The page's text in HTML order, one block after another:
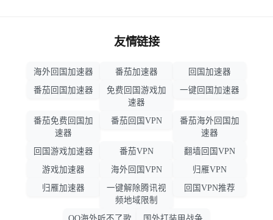
友情链接
海外回国加速器 番茄加速器
回国加速器
番茄回国加速器
免费回国游戏加
速器
一键回国加速器
番茄免费回国加
速器
番茄回国VPN
番茄海外回国加
速器
回国游戏加速器
番茄VPN
翻墙回国VPN
游戏加速器
海外回国VPN
归雁VPN
归雁加速器
一键解除腾讯视
频地域限制
回国VPN推荐